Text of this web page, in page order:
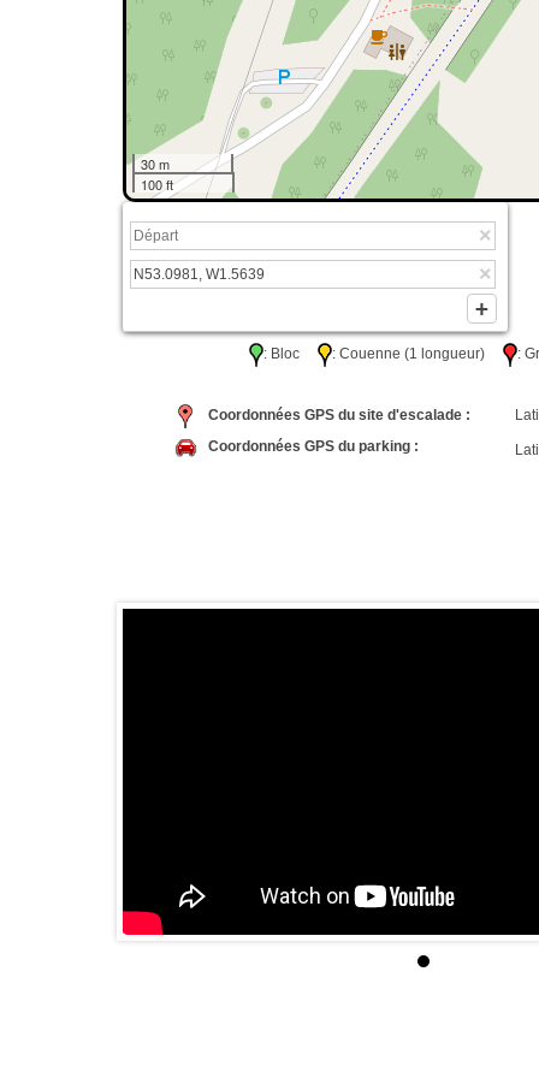
30 m
100 ft
: Bloc : Couenne (1 longueur) :
Coordonnées GPS du site d'escalade :
Coordonnées GPS du parking :